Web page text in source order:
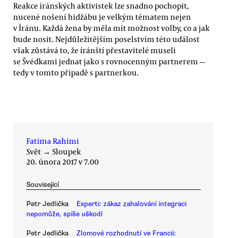
Reakce íránských aktivistek lze snadno pochopit,
nucené nošení hidžábu je velkým tématem nejen
v Íránu. Každá žena by měla mít možnost volby, co a jak
bude nosit. Nejdůležitějším poselstvím této událost
však zůstává to, že íránští přestavitelé museli
se Švédkami jednat jako s rovnocenným partnerem —
tedy v tomto případě s partnerkou.
Fatima Rahimi
Svět → Sloupek
20. února 2017 v 7.00
Související
Petr Jedlička
Experti: zákaz zahalování integraci
nepomůže, spíše uškodí
Petr Jedlička
Zlomové rozhodnutí ve Francii: